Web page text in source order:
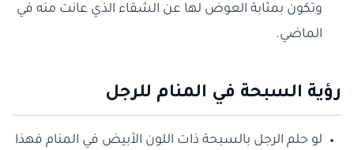
وتكون بمثابة العوض لها عن الشقاء الذي عانت منه في
الماضي.
رؤية السبحة في المنام للرجل
لو حلم الرجل بالسبحة ذات اللون الأبيض في المنام فهذا